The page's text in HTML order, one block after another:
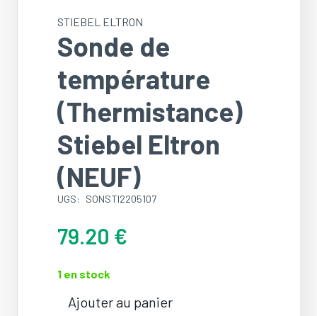
STIEBEL ELTRON
Sonde de
température
(Thermistance)
Stiebel Eltron
(NEUF)
UGS: SONSTI2205107
79.20 €
1 en stock
quantité
Ajouter au panier